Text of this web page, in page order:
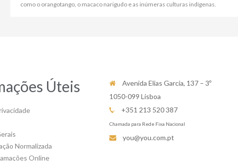
como o orangotango, o macaco narigudo e as inúmeras culturas indígenas.
Úteis
Normalizada
Online
Avenida Elias Garcia, 137 – 3º
1050-099 Lisboa
+351 213 520 387
Chamada para Rede Fixa Nacional
you@you.com.pt